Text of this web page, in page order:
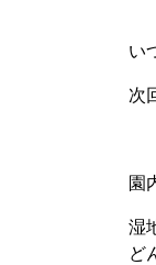
い
次
園
湿
ど